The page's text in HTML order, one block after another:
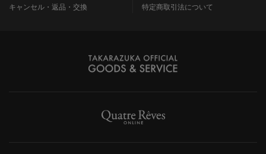
キャンセル・返品・交換
特定商取引法について